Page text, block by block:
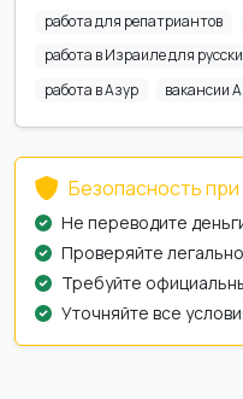
работа для репатриантов
работа в Израиле для
работа в Азур
вакансии
Безопасность
Не переводите
Проверяйте
Требуйте
Уточняйте все